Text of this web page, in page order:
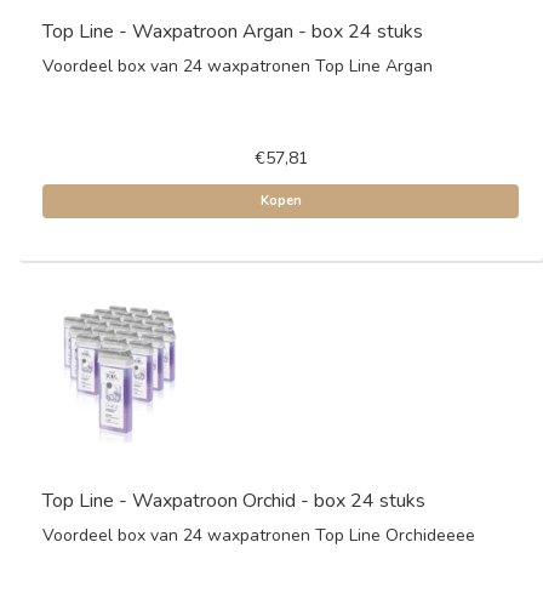
Top Line - Waxpatroon Argan - box 24 stuks
Voordeel box van 24 waxpatronen Top Line Argan
€57,81
Kopen
Top Line - Waxpatroon Orchid - box 24 stuks
Voordeel box van 24 waxpatronen Top Line Orchideeee